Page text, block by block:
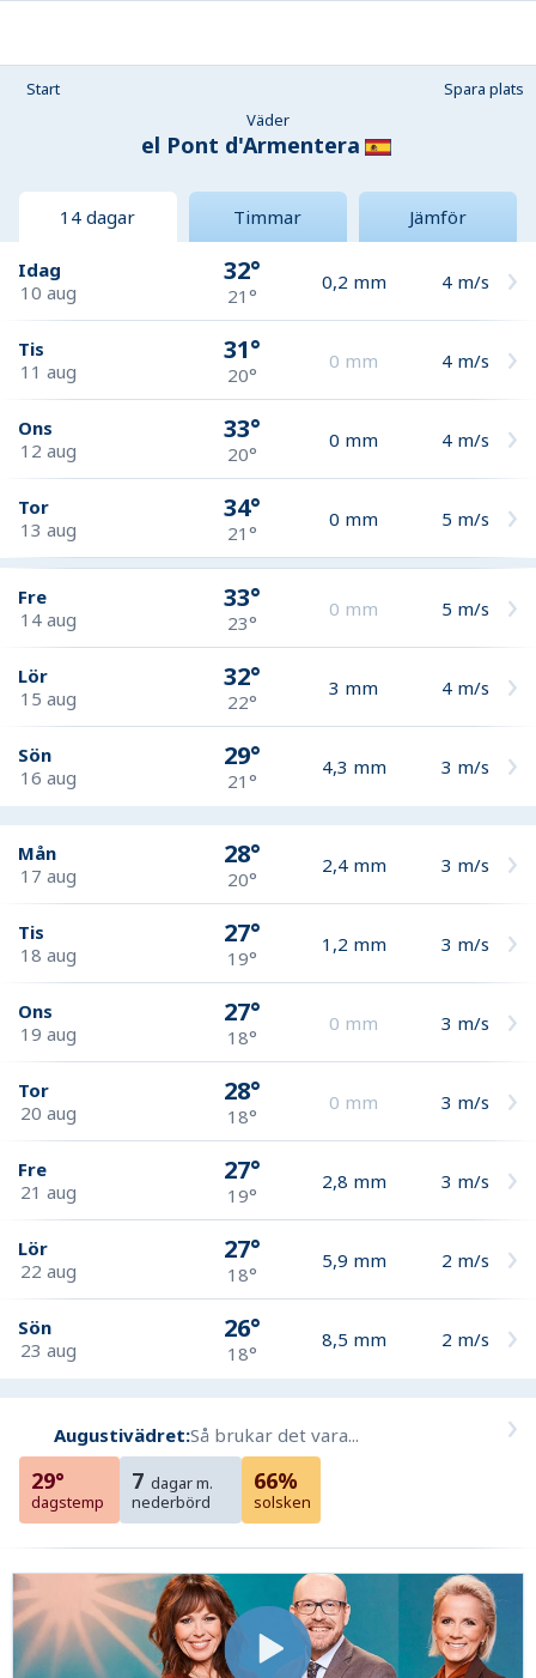
Start
Spara plats
Väder
el Pont d'Armentera
14 dagar Timmar Jämför
Idag
10 aug
32°
21°
0,2 mm 4 m/s
Tis
11 aug
31°
20°
0 mm 4 m/s
Ons
12 aug
33°
20°
0 mm 4 m/s
Tor
13 aug
34°
21°
0 mm 5 m/s
Fre
14 aug
33°
23°
0 mm 5 m/s
Lör
15 aug
32°
22°
3 mm 4 m/s
Sön
16 aug
29°
21°
4,3 mm 3 m/s
Mån
17 aug
28°
20°
2,4 mm 3 m/s
Tis
18 aug
27°
19°
1,2 mm 3 m/s
Ons
19 aug
27°
18°
0 mm 3 m/s
Tor
20 aug
28°
18°
0 mm 3 m/s
Fre
21 aug
27°
19°
2,8 mm 3 m/s
Lör
22 aug
27°
18°
5,9 mm 2 m/s
Sön
23 aug
26°
18°
8,5 mm 2 m/s
Augustivädret:Så brukar det vara...
29°
dagstemp
7 dagar m.
nederbörd
66%
solsken